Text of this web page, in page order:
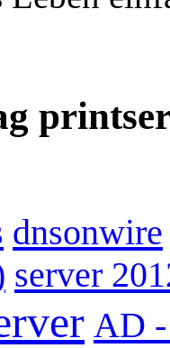
dnsonwire
server
AD